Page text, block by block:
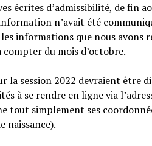
écrites d’admissibilité, de fin
n’avait été
informations que nous avons
du mois d’octobre.
la session 2022 devraient être
à se rendre en ligne via
tout simplement ses
naissance).